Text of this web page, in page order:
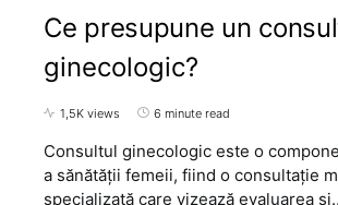
Ce presupune un
ginecologic?
1,5K views 6 minute read
Consultul ginecologic este o
a sănătății femeii, fiind o consultație
specializată care vizează evaluarea